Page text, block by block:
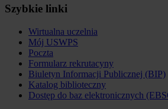
Szybkie linki
Wirtualna uczelnia
Mój USWPS
Poczta
Formularz rekrutacyny
Biuletyn Informacji Publicznej (BIP)
Katalog biblioteczny
Dostęp do baz elektronicznych